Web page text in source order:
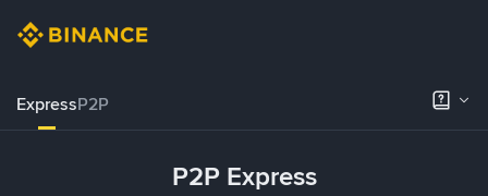
ExpressP2P
P2P Express